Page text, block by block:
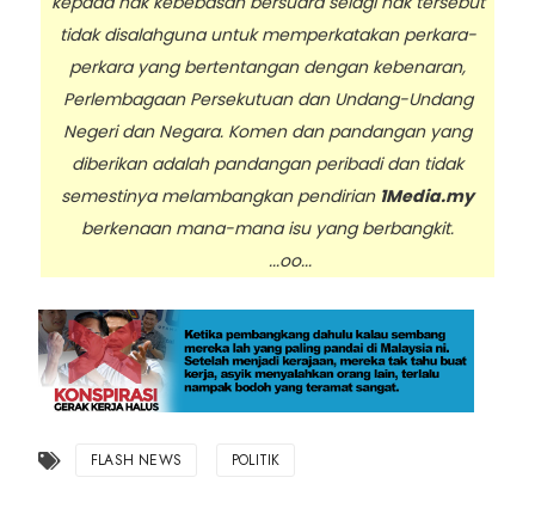
tidak disalahguna untuk memperkatakan perkara-
perkara yang bertentangan dengan kebenaran,
Perlembagaan Persekutuan dan Undang-Undang
Negeri dan Negara. Komen dan pandangan yang
diberikan adalah pandangan peribadi dan tidak
semestinya melambangkan pendirian 1Media.my
berkenaan mana-mana isu yang berbangkit.
...oo...
FLASH NEWS POLITIK